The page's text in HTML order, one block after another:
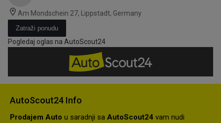
Am Mondschein 27, Lippstadt, Germany
Zatraži ponudu
Pogledaj oglas na AutoScout24
AutoScout24 Info
Prodajem Auto u saradnji sa AutoScout24 vam nudi